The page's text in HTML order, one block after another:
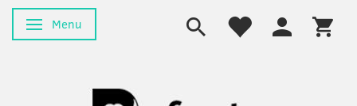
Skifte navigation
Menu